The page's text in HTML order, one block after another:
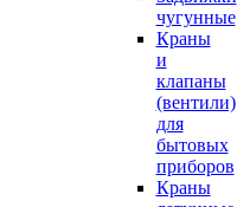
чугунные
Краны
и
клапаны
(вентили)
для
бытовых
приборов
Краны